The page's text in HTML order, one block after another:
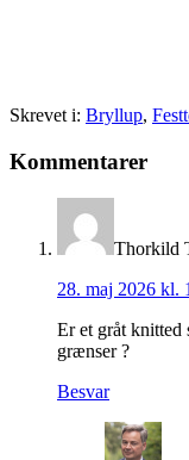
Skrevet i: Bryllup,
Kommentarer
Thorkild
28. maj 2026 kl.
Er et gråt knitted
grænser ?
Besvar